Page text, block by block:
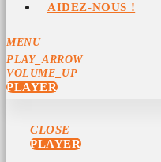
AIDEZ-NOUS !
MENU
PLAY_ARROW
VOLUME_UP
PLAYER
CLOSE
PLAYER